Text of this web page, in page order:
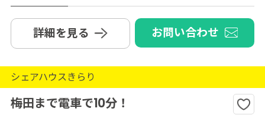
詳細を見る お問い合わせ
シェアハウスきらり
梅田まで電車で10分！